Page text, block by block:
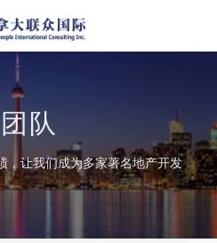
队
，让我们成为多家著名地产开发